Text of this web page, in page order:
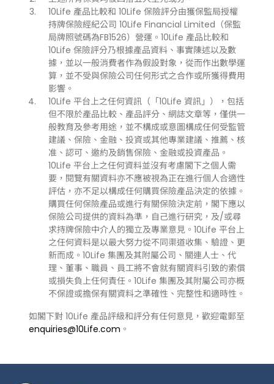
10Life 產品比較和 10Life 保險評分由獲保監局授權
持牌保險經紀公司 10Life Financial Limited（保監
局牌照號碼為FB1526）營運。10Life 產品比較和
10Life 保險評分乃根據產品資料、事實陳述以及數
據，並以一般消費者作為假設對象，從而作出數學運
算，並不受與保險公司任何形式之合作或所獲得費用
影響。
10Life 平台上之任何資訊（「10Life 資訊」），包括
但不限於產品比較、產品評分、網誌文章等，僅供一
般教育及參考用途，並不構成或意圖構成任何受監管
建議、保險、金融、投資或其他專業建議、推薦、核
准、認可、邀約及銷售保險、金融或投資產品。
10Life 平台上之任何資料並沒有考慮閣下之個人需
要，閱覽有關資料亦不應被視為正在進行個人合適性
評估，亦不足以構成任何購買保險產品決定的依據。
購買任何保險產品或進行有關保險決定前，閣下應以
保險公司提供的資料為準，自己進行研究，及/或尋
求持牌保險中介人的獨立及專業意見。10Life 平台上
之任何資料是以最大努力從不同渠道收集、驗證、更
新而成。10Life 集團及其附屬公司、關連人士、代
理、董事、職員、員工將不會就有關資料引致的索償
或損失負上任何責任。10Life 集團及其附屬公司亦概
不保證或擔保有關資料之準確性、完整性和適時性。
如閣下對 10Life 產品評級和評分有任何意見，歡迎電郵至
enquiries@10Life.com 。